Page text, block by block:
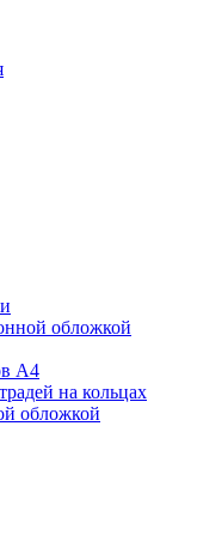
обложкой
А4
на кольцах
обложкой